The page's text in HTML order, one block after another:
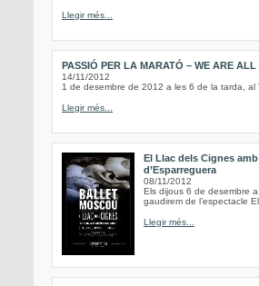
Llegir més...
PASSIÓ PER LA MARATÓ – WE ARE
14/11/2012
1 de desembre de 2012 a les 6 de la tarda, al
Llegir més...
El Llac dels Cignes
d’Esparreguera
08/11/2012
Els dijous 6 de desembre
gaudirem de l’espectacle
Llegir més...